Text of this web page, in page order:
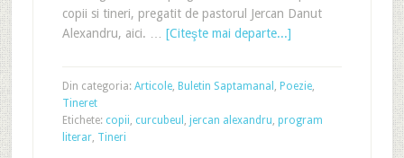
copii si tineri, pregatit de pastorul Jercan Danut
Alexandru, aici. … [Citeşte mai departe...]
Din categoria: Articole, Buletin Saptamanal , Poezie,
Tineret
Etichete: copii, curcubeul , jercan alexandru, program
literar, Tineri